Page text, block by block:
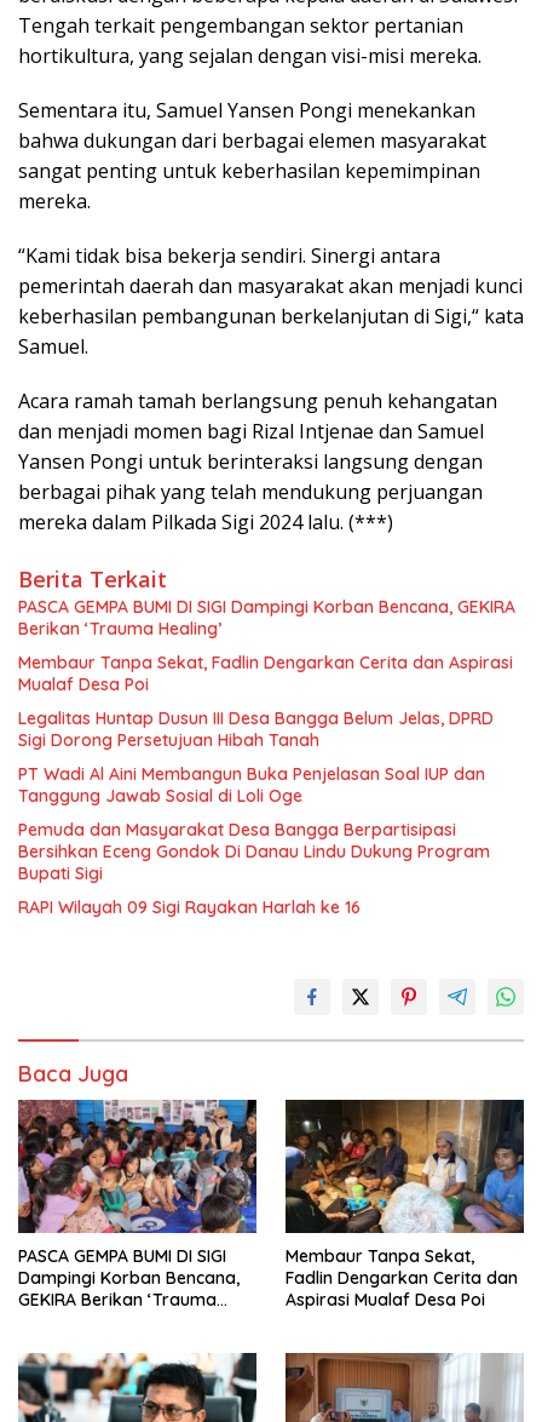
Tengah terkait pengembangan sektor pertanian
hortikultura, yang sejalan dengan visi-misi mereka.
Sementara itu, Samuel Yansen Pongi menekankan
bahwa dukungan dari berbagai elemen masyarakat
sangat penting untuk keberhasilan kepemimpinan
mereka.
“Kami tidak bisa bekerja sendiri. Sinergi antara
pemerintah daerah dan masyarakat akan menjadi kunci
keberhasilan pembangunan berkelanjutan di Sigi,“ kata
Samuel.
Acara ramah tamah berlangsung penuh kehangatan
dan menjadi momen bagi Rizal Intjenae dan Samuel
Yansen Pongi untuk berinteraksi langsung dengan
berbagai pihak yang telah mendukung perjuangan
mereka dalam Pilkada Sigi 2024 lalu. (***)
Berita Terkait
PASCA GEMPA BUMI DI SIGI Dampingi Korban Bencana, GEKIRA
Berikan ‘Trauma Healing’
Membaur Tanpa Sekat, Fadlin Dengarkan Cerita dan Aspirasi
Mualaf Desa Poi
Legalitas Huntap Dusun III Desa Bangga Belum Jelas, DPRD
Sigi Dorong Persetujuan Hibah Tanah
PT Wadi Al Aini Membangun Buka Penjelasan Soal IUP dan
Tanggung Jawab Sosial di Loli Oge
Pemuda dan Masyarakat Desa Bangga Berpartisipasi
Bersihkan Eceng Gondok Di Danau Lindu Dukung Program
Bupati Sigi
RAPI Wilayah 09 Sigi Rayakan Harlah ke 16
Baca Juga
PASCA GEMPA BUMI DI SIGI
Dampingi Korban Bencana,
GEKIRA Berikan ‘Trauma
Membaur Tanpa Sekat,
Fadlin Dengarkan Cerita dan
Aspirasi Mualaf Desa Poi